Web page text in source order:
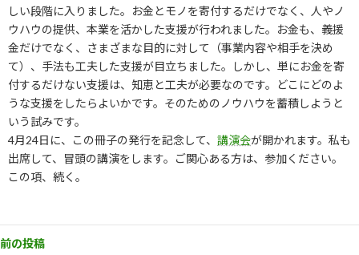
しい段階に入りました。お金とモノを寄付するだけでなく、人やノ
ウハウの提供、本業を活かした支援が行われました。お金も、義援
金だけでなく、さまざまな目的に対して（事業内容や相手を決め
て）、手法も工夫した支援が目立ちました。しかし、単にお金を寄
付するだけない支援は、知恵と工夫が必要なのです。どこにどのよ
うな支援をしたらよいかです。そのためのノウハウを蓄積しようと
いう試みです。
4月24日に、この冊子の発行を記念して、 講演会が開かれます。私も
出席して、冒頭の講演をします。ご関心ある方は、参加ください。
この項、続く。
前の投稿